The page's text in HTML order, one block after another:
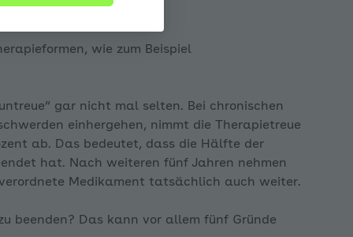
wie zum Beispiel
gar nicht mal selten. Bei chronischen
einhergehen, nimmt die Therapietreue
ab. Das bedeutet, dass die Hälfte der
hat. Nach weiteren fünf Jahren nehmen
Medikament tatsächlich auch weiter.
beenden? Das kann vor allem fünf Gründe